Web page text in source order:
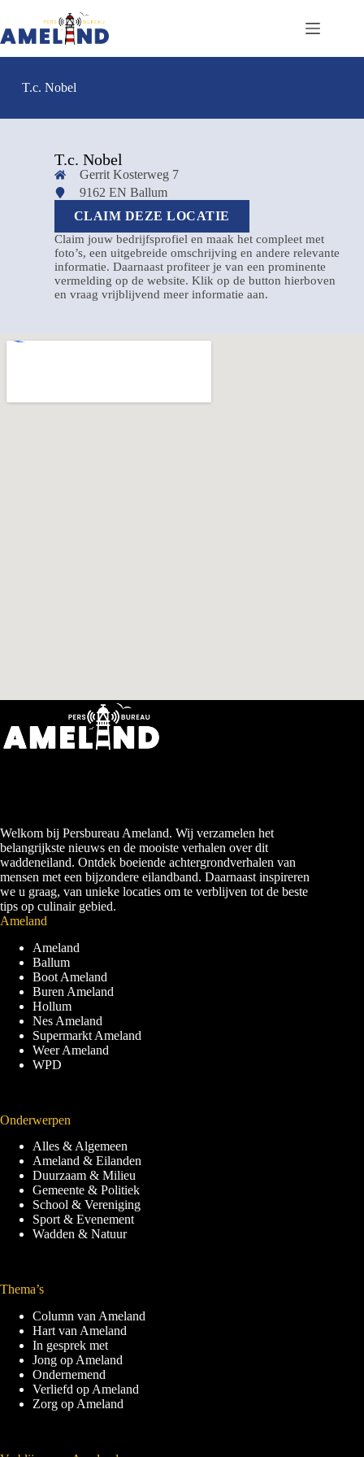
T.c. Nobel
T.c. Nobel
Gerrit Kosterweg 7
9162 EN Ballum
CLAIM DEZE LOCATIE
Claim jouw bedrijfsprofiel en maak het compleet met
foto’s, een uitgebreide omschrijving en andere relevante
informatie. Daarnaast profiteer je van een prominente
vermelding op de website. Klik op de button hierboven
en vraag vrijblijvend meer informatie aan.
Welkom bij Persbureau Ameland. Wij verzamelen het
belangrijkste nieuws en de mooiste verhalen over dit
waddeneiland. Ontdek boeiende achtergrondverhalen van
mensen met een bijzondere eilandband. Daarnaast inspireren
we u graag, van unieke locaties om te verblijven tot de beste
tips op culinair gebied.
Ameland
Ameland
Ballum
Boot Ameland
Buren Ameland
Hollum
Nes Ameland
Supermarkt Ameland
Weer Ameland
WPD
Onderwerpen
Alles & Algemeen
Ameland & Eilanden
Duurzaam & Milieu
Gemeente & Politiek
School & Vereniging
Sport & Evenement
Wadden & Natuur
Thema’s
Column van Ameland
Hart van Ameland
In gesprek met
Jong op Ameland
Ondernemend
Verliefd op Ameland
Zorg op Ameland